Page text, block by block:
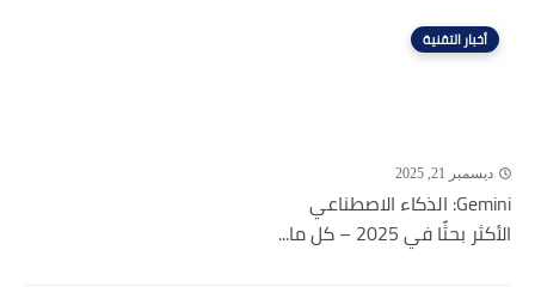
أخبار التقنية
ديسمبر 21, 2025
Gemini: الذكاء الاصطناعي
الأكثر بحثًا في 2025 – كل ما...